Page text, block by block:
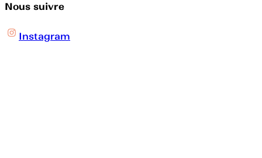
Nous suivre
Instagram